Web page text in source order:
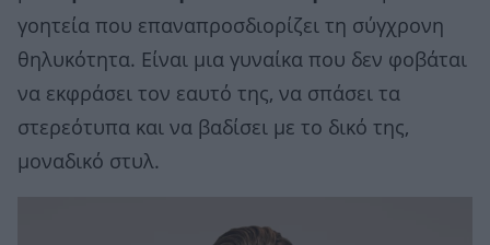
γοητεία που επαναπροσδιορίζει τη σύγχρονη
θηλυκότητα. Είναι μια γυναίκα που δεν φοβάται
να εκφράσει τον εαυτό της, να σπάσει τα
στερεότυπα και να βαδίσει με το δικό της,
μοναδικό στυλ.